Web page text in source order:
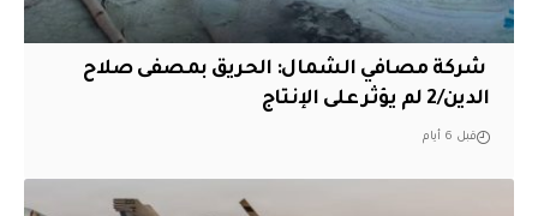
‏ شركة مصافي الشمال: الحريق بمصفى صلاح
الدين/2 لم يؤثر على الإنتاج
قبل 6 أيام